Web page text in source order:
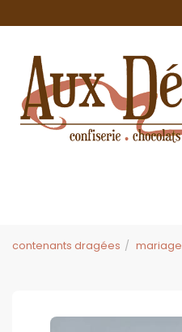
contenants dragées mariage